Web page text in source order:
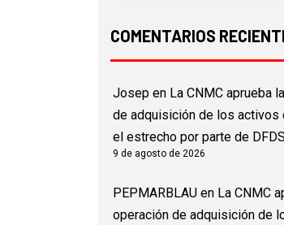
COMENTARIOS
Josepen La CNMC aprueba
de adquisición de los activos
el estrecho por parte de DFDS
9 de agosto de 2026
PEPMARBLAUen La CNMC
operación de adquisición de